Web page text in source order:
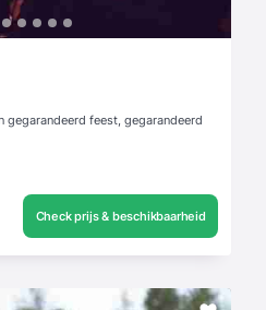
gegarandeerd feest, gegarandeerd
Check prijs & beschikbaarheid